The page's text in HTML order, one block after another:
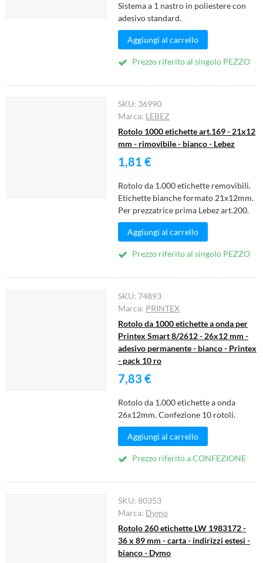
Sistema a 1 nastro in poliestere con
adesivo standard.
Aggiungi al carrello
Prezzo riferito al singolo PEZZO
SKU: 36990
Marca: LEBEZ
Rotolo 1000 etichette art.169 - 21x12
mm - rimovibile - bianco - Lebez
1,81 €
Rotolo da 1.000 etichette removibili.
Etichette bianche formato 21x12mm.
Per prezzatrice prima Lebez art.200.
Aggiungi al carrello
Prezzo riferito al singolo PEZZO
SKU: 74893
Marca: PRINTEX
Rotolo da 1000 etichette a onda per
Printex Smart 8/2612 - 26x12 mm -
adesivo permanente - bianco - Printex
- pack 10 ro
7,83 €
Rotolo da 1.000 etichette a onda
26x12mm. Confezione 10 rotoli.
Aggiungi al carrello
Prezzo riferito a CONFEZIONE
SKU:80353
Marca: Dymo
Rotolo 260 etichette LW 1983172 -
36 x 89 mm - carta - indirizzi estesi -
bianco - Dymo